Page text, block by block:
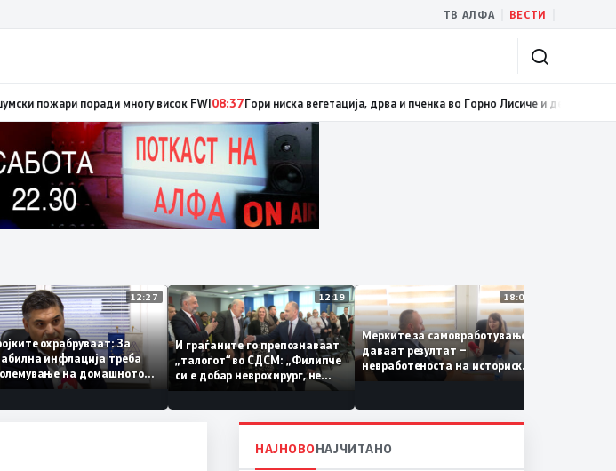
ТВ АЛФА ВЕСТИ
поради многу висок FWI08:37Гори ниска вегетација, дрва и пченка во Горно Лисиче и депонијата на
12:27
Бројките охрабруваат: За
стабилна инфлација треба
зголемување на домашното
производство
12:19
И граѓаните го препознаваат
„талогот“ во СДСМ: „Филипче
си е добар неврохирург, не
треба се занимава со
Мерките за самовработување
даваат резултат –
невработеноста на историски
најниско ниво од 11,3%
НАЈНОВОНАЈЧИТАНО